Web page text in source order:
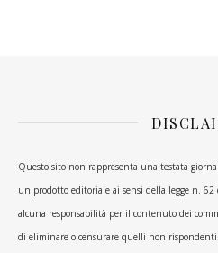
Questo sito non rappresenta una testata
un prodotto editoriale ai sensi della legge n.
alcuna responsabilità per il contenuto dei
di eliminare o censurare quelli non rispondenti